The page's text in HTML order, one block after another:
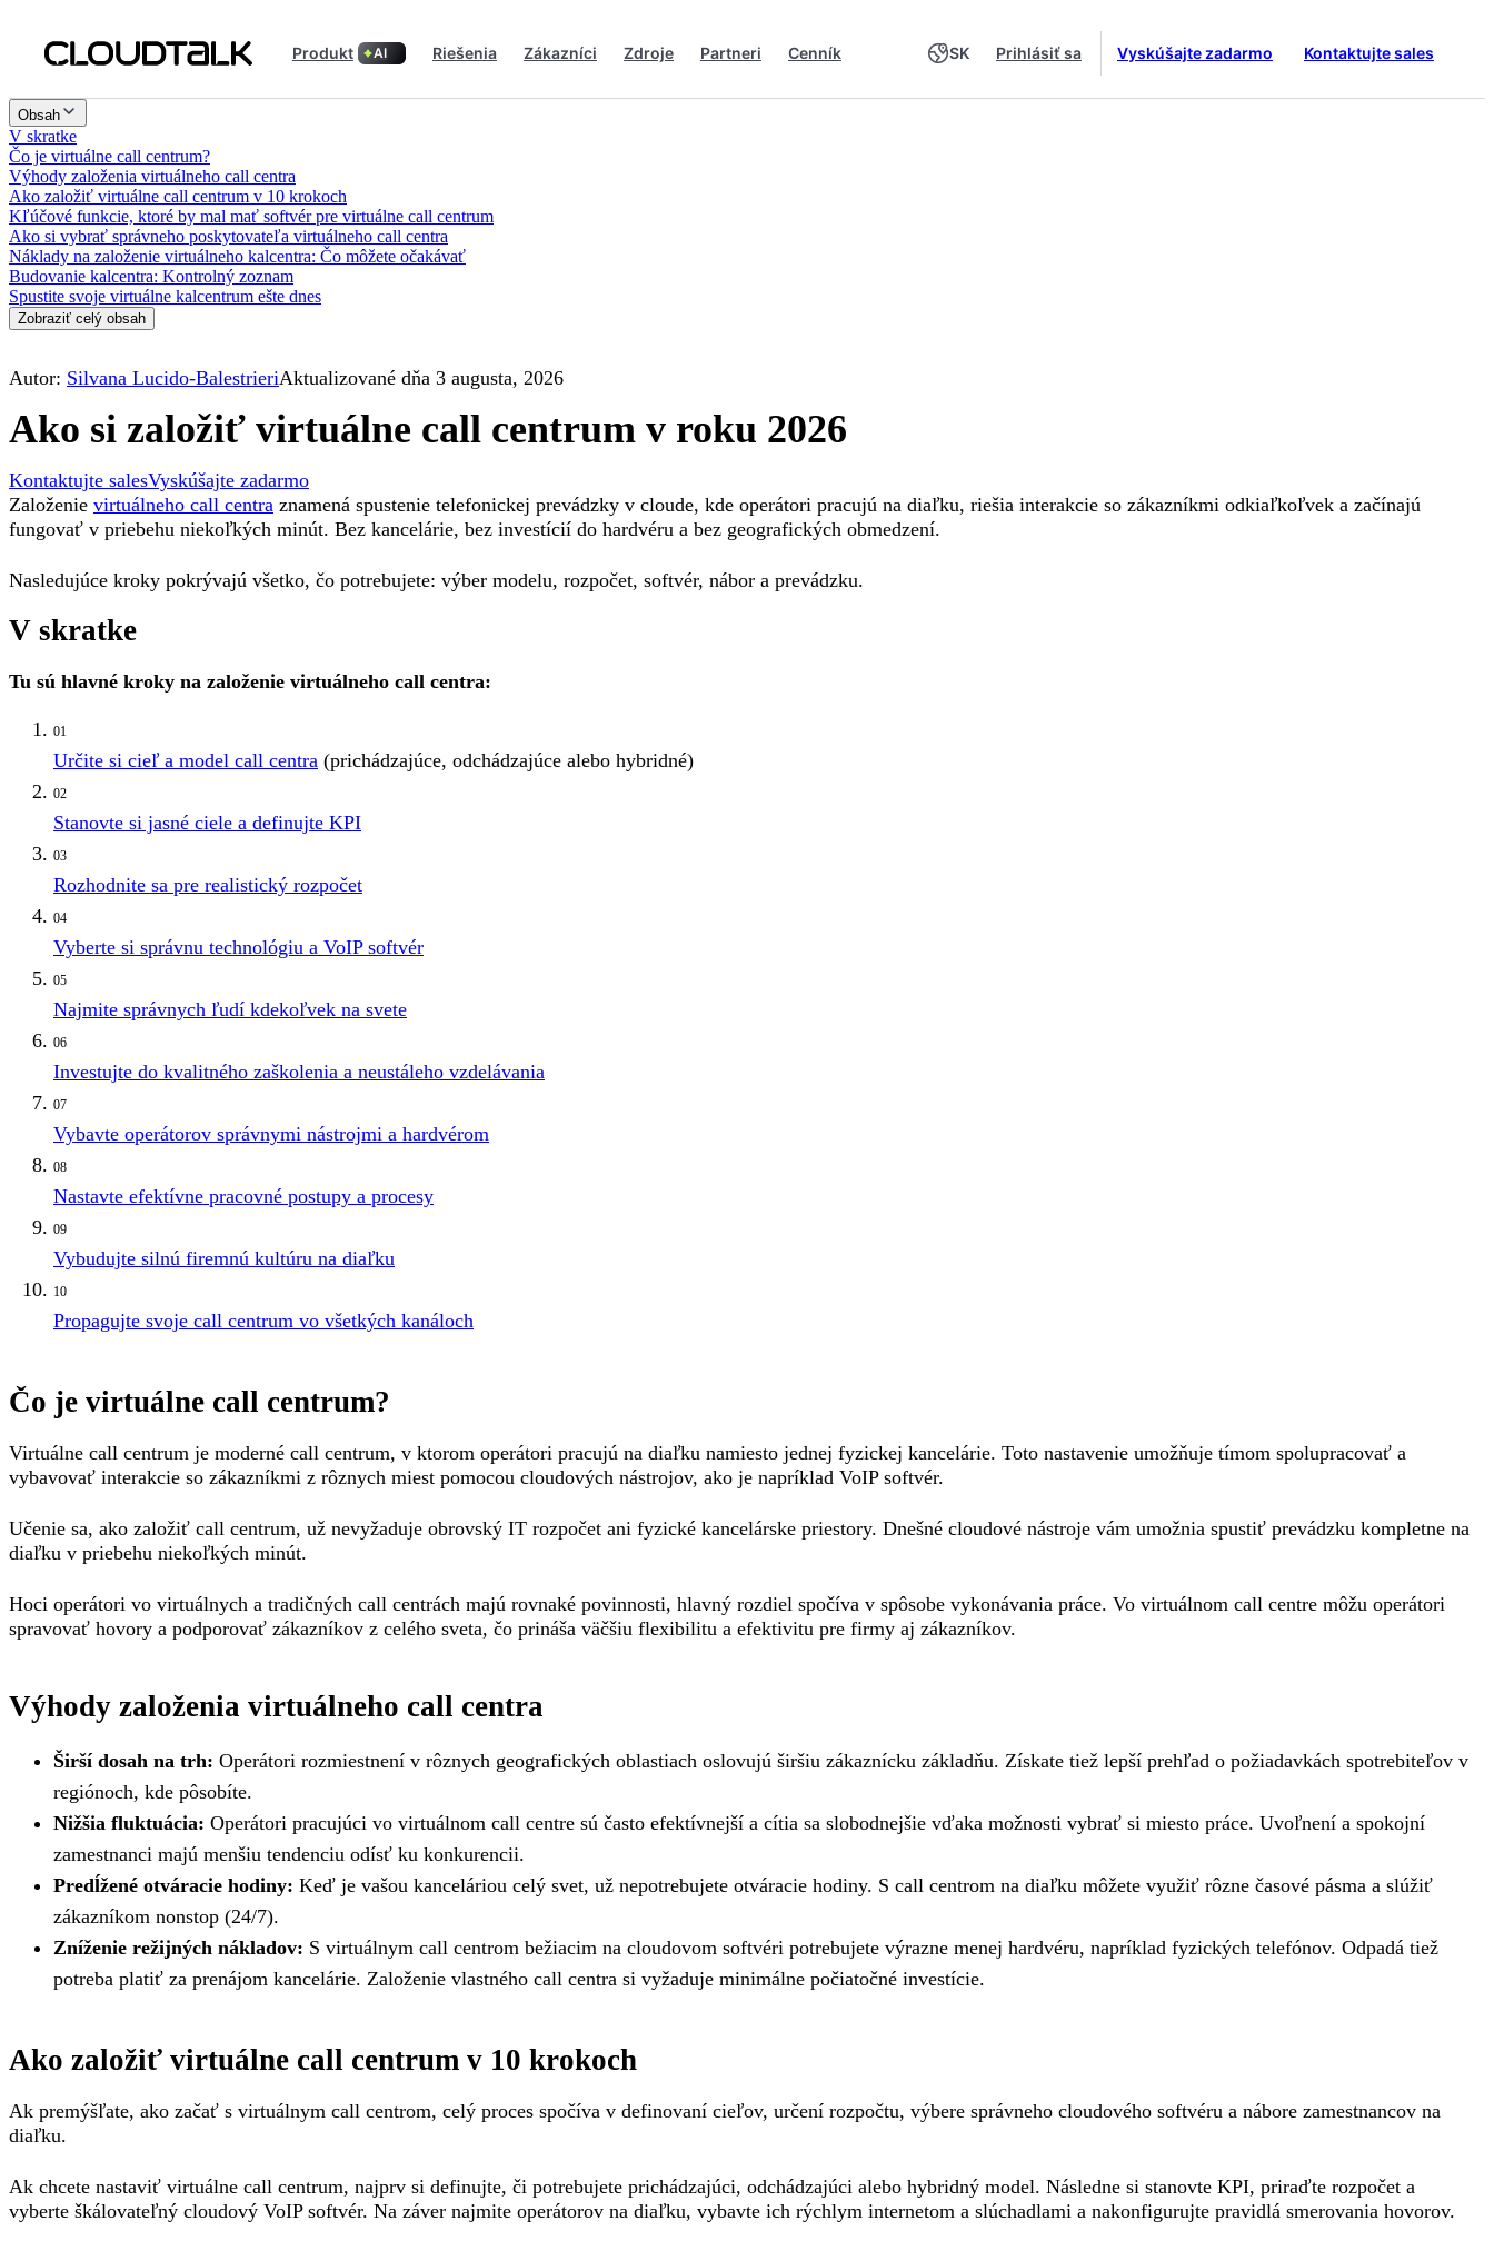
Produkt AI Riešenia Zákazníci Zdroje Partneri Cenník SK Prihlásiť sa Vyskúšajte zadarmo Kontaktujte sales
Obsah
V skratke
Čo je virtuálne call centrum?
Výhody založenia virtuálneho call centra
Ako založiť virtuálne call centrum v 10 krokoch
Kľúčové funkcie, ktoré by mal mať softvér pre virtuálne call centrum
Ako si vybrať správneho poskytovateľa virtuálneho call centra
Náklady na založenie virtuálneho kalcentra: Čo môžete očakávať
Budovanie kalcentra: Kontrolný zoznam
Spustite svoje virtuálne kalcentrum ešte dnes
Zobraziť celý obsah
Autor: Silvana Lucido-BalestrieriAktualizované dňa 3 augusta, 2026
Ako si založiť virtuálne call centrum v roku 2026
Kontaktujte salesVyskúšajte zadarmo
Založenie virtuálneho call centra znamená spustenie telefonickej prevádzky v cloude, kde operátori pracujú na diaľku, riešia interakcie so zákazníkmi odkiaľkoľvek a začínajú
fungovať v priebehu niekoľkých minút. Bez kancelárie, bez investícií do hardvéru a bez geografických obmedzení.
Nasledujúce kroky pokrývajú všetko, čo potrebujete: výber modelu, rozpočet, softvér, nábor a prevádzku.
V skratke
Tu sú hlavné kroky na založenie virtuálneho call centra:
01
Určite si cieľ a model call centra (prichádzajúce, odchádzajúce alebo hybridné)
02
Stanovte si jasné ciele a definujte KPI
03
Rozhodnite sa pre realistický rozpočet
04
Vyberte si správnu technológiu a VoIP softvér
05
Najmite správnych ľudí kdekoľvek na svete
06
Investujte do kvalitného zaškolenia a neustáleho vzdelávania
07
Vybavte operátorov správnymi nástrojmi a hardvérom
08
Nastavte efektívne pracovné postupy a procesy
09
Vybudujte silnú firemnú kultúru na diaľku
10
Propagujte svoje call centrum vo všetkých kanáloch
Čo je virtuálne call centrum?
Virtuálne call centrum je moderné call centrum, v ktorom operátori pracujú na diaľku namiesto jednej fyzickej kancelárie. Toto nastavenie umožňuje tímom spolupracovať a
vybavovať interakcie so zákazníkmi z rôznych miest pomocou cloudových nástrojov, ako je napríklad VoIP softvér.
Učenie sa, ako založiť call centrum, už nevyžaduje obrovský IT rozpočet ani fyzické kancelárske priestory. Dnešné cloudové nástroje vám umožnia spustiť prevádzku kompletne na
diaľku v priebehu niekoľkých minút.
Hoci operátori vo virtuálnych a tradičných call centrách majú rovnaké povinnosti, hlavný rozdiel spočíva v spôsobe vykonávania práce. Vo virtuálnom call centre môžu operátori
spravovať hovory a podporovať zákazníkov z celého sveta, čo prináša väčšiu flexibilitu a efektivitu pre firmy aj zákazníkov.
Výhody založenia virtuálneho call centra
Širší dosah na trh: Operátori rozmiestnení v rôznych geografických oblastiach oslovujú širšiu zákaznícku základňu. Získate tiež lepší prehľad o požiadavkách spotrebiteľov v
regiónoch, kde pôsobíte.
Nižšia fluktuácia: Operátori pracujúci vo virtuálnom call centre sú často efektívnejší a cítia sa slobodnejšie vďaka možnosti vybrať si miesto práce. Uvoľnení a spokojní
zamestnanci majú menšiu tendenciu odísť ku konkurencii.
Predĺžené otváracie hodiny: Keď je vašou kanceláriou celý svet, už nepotrebujete otváracie hodiny. S call centrom na diaľku môžete využiť rôzne časové pásma a slúžiť
zákazníkom nonstop (24/7).
Zníženie režijných nákladov: S virtuálnym call centrom bežiacim na cloudovom softvéri potrebujete výrazne menej hardvéru, napríklad fyzických telefónov. Odpadá tiež
potreba platiť za prenájom kancelárie. Založenie vlastného call centra si vyžaduje minimálne počiatočné investície.
Ako založiť virtuálne call centrum v 10 krokoch
Ak premýšľate, ako začať s virtuálnym call centrom, celý proces spočíva v definovaní cieľov, určení rozpočtu, výbere správneho cloudového softvéru a nábore zamestnancov na
diaľku.
Ak chcete nastaviť virtuálne call centrum, najprv si definujte, či potrebujete prichádzajúci, odchádzajúci alebo hybridný model. Následne si stanovte KPI, priraďte rozpočet a
vyberte škálovateľný cloudový VoIP softvér. Na záver najmite operátorov na diaľku, vybavte ich rýchlym internetom a slúchadlami a nakonfigurujte pravidlá smerovania hovorov.